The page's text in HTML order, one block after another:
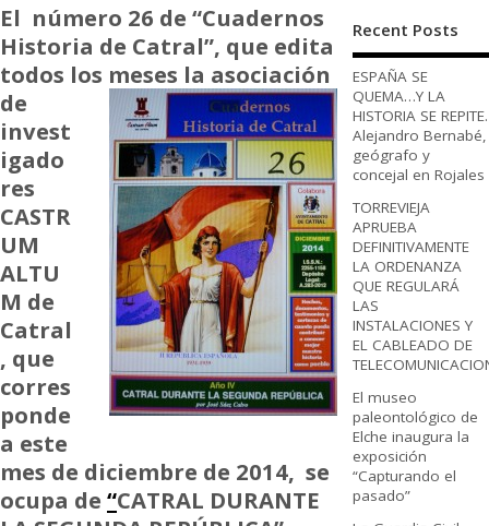
El número 26 de “Cuadernos
Historia de Catral”, que edita
todos los meses la asociación
de
invest
igado
res
CASTR
UM
ALTU
M de
Catral
, que
corres
ponde
a este
mes de diciembre de 2014, se
ocupa de “CATRAL DURANTE
Recent Posts
ESPAÑA SE
QUEMA…Y LA
HISTORIA SE REPITE.
Alejandro Bernabé,
geógrafo y
concejal en Rojales
TORREVIEJA
APRUEBA
DEFINITIVAMENTE
LA ORDENANZA
QUE REGULARÁ
LAS
INSTALACIONES Y
EL CABLEADO DE
El museo
paleontológico de
Elche inaugura la
exposición
“Capturando el
pasado”